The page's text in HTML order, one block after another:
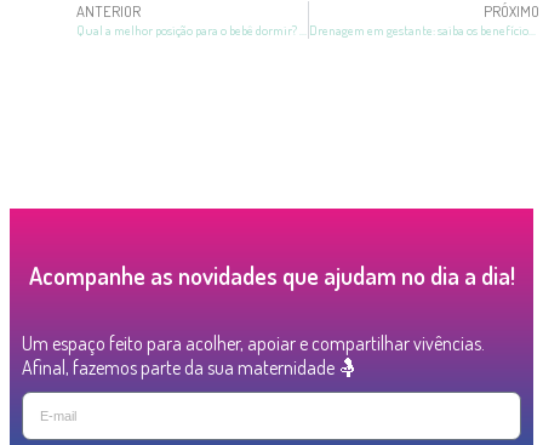
ANTERIOR
Qual a melhor posição para o bebê dormir? Saiba mais sobre o assunto
PRÓXIMO
Drenagem em gestante: saiba os benefícios e quando fazer
Acompanhe as novidades que ajudam no dia a dia!
Um espaço feito para acolher, apoiar e compartilhar vivências.
Afinal, fazemos parte da sua maternidade 🤱